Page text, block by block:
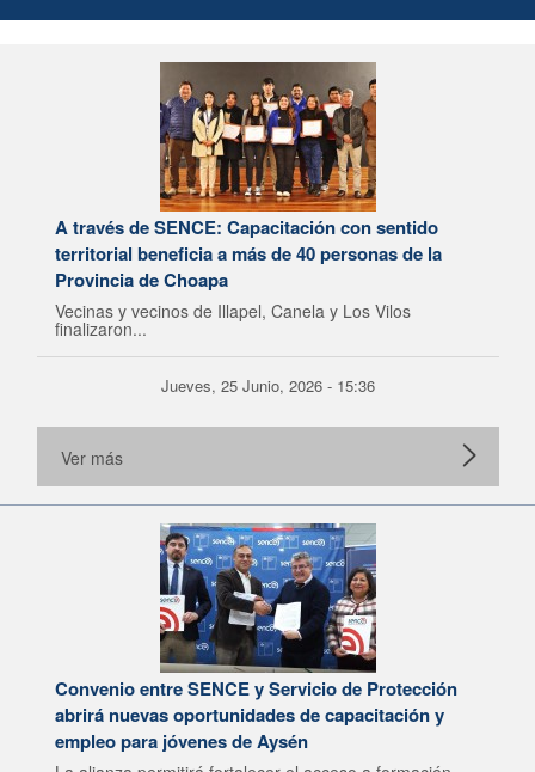
A través de SENCE: Capacitación con sentido
territorial beneficia a más de 40 personas de la
Provincia de Choapa
Vecinas y vecinos de Illapel, Canela y Los Vilos
finalizaron...
Jueves, 25 Junio, 2026 - 15:36
Ver más
Convenio entre SENCE y Servicio de Protección
abrirá nuevas oportunidades de capacitación y
empleo para jóvenes de Aysén